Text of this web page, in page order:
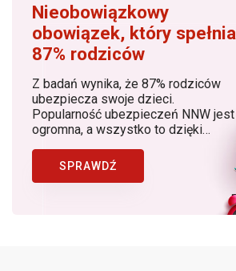
Nieobowiązkowy
obowiązek, który spełnia
87% rodziców
Z badań wynika, że 87% rodziców
ubezpiecza swoje dzieci.
Popularność ubezpieczeń NNW jest
ogromna, a wszystko to dzięki
rodziców, dostępności produktów, w
których znaczącą rolę odgrywa
lider ubezpieczeń NNW dziecka w
SPRAWDŹ